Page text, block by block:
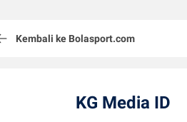
Kembali ke Bolasport.com
KG Media ID